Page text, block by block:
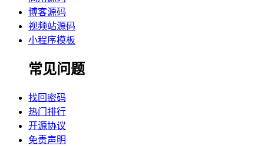
博客源码
视频站源码
小程序模板
常见问题
找回密码
热门排行
开源协议
免责声明